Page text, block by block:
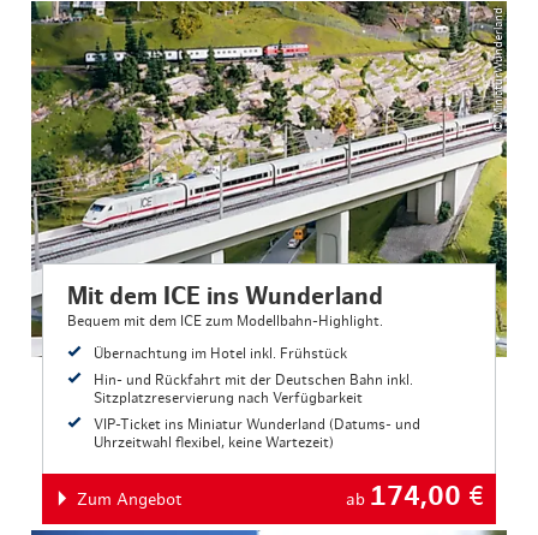
© MiniaturWunderland
Mit dem ICE ins Wunderland
Bequem mit dem ICE zum Modellbahn-Highlight.
Übernachtung im Hotel inkl. Frühstück
Hin- und Rückfahrt mit der Deutschen Bahn inkl.
Sitzplatzreservierung nach Verfügbarkeit
VIP-Ticket ins Miniatur Wunderland (Datums- und
Uhrzeitwahl flexibel, keine Wartezeit)
Zum Angebot ab 174,00 €